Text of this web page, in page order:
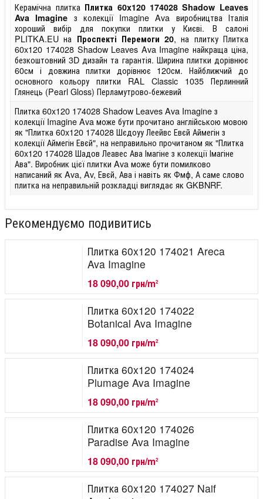
Керамічна плитка Плитка 60x120 174028 Shadow Leaves
Ava Imagine з колекції Imagine Ava виробництва Італія
хороший вибір для покупки плитки у Києві. В салоні
PLITKA.EU на Проспекті Перемоги 20, на плитку Плитка
60x120 174028 Shadow Leaves Ava Imagine найкраща ціна,
безкоштовний 3D дизайн та гарантія. Ширина плитки дорівнює
60см і довжина плитки дорівнює 120см. Найближчий до
основного кольору плитки RAL Classic 1035 Перлинний
Глянець (Pearl Gloss) Перламутрово-бежевий
Плитка 60x120 174028 Shadow Leaves Ava Imagine з
колекції Imagine Ava може бути прочитано англійською мовою
як "Плитка 60x120 174028 Шєдоуу Леейвс Евєй Аймегін з
колекції Аймегін Евєй", на неправильно прочитаном як "Плитка
60x120 174028 Шадов Леавес Ава Імагіне з колекції Імагіне
Ава". Виробник цієї плитки Ava може бути помилково
написаний як Ava, Av, Евєй, Ава і навіть як Фмф, А саме слово
плитка на неправильній розкладці виглядає як GKBNRF.
Рекомендуємо подивитись
Плитка 60x120 174021 Areca
Ava Imagine
18 090,00 грн/m2
Плитка 60x120 174022
Botanical Ava Imagine
18 090,00 грн/m2
Плитка 60x120 174024
Plumage Ava Imagine
18 090,00 грн/m2
Плитка 60x120 174026
Paradise Ava Imagine
18 090,00 грн/m2
Плитка 60x120 174027 Naif